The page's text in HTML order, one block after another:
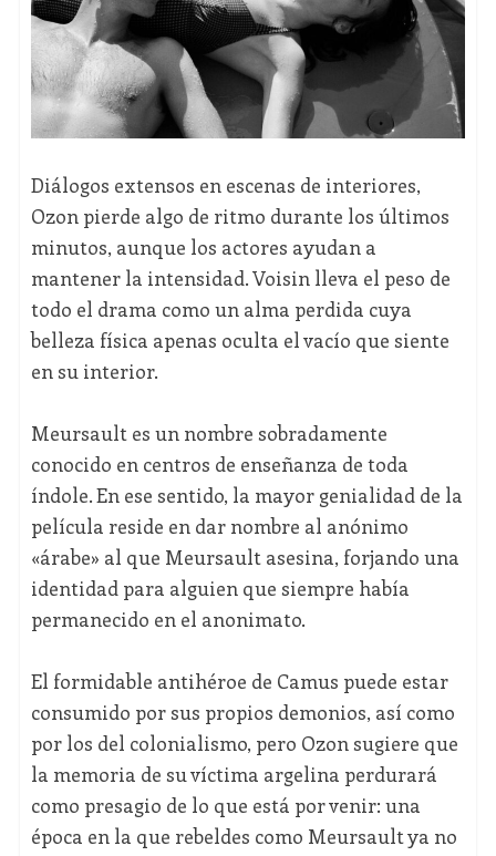
Diálogos extensos en escenas de interiores,
Ozon pierde algo de ritmo durante los últimos
minutos, aunque los actores ayudan a
mantener la intensidad. Voisin lleva el peso de
todo el drama como un alma perdida cuya
belleza física apenas oculta el vacío que siente
en su interior.
Meursault es un nombre sobradamente
conocido en centros de enseñanza de toda
índole. En ese sentido, la mayor genialidad de la
película reside en dar nombre al anónimo
«árabe» al que Meursault asesina, forjando una
identidad para alguien que siempre había
permanecido en el anonimato.
El formidable antihéroe de Camus puede estar
consumido por sus propios demonios, así como
por los del colonialismo, pero Ozon sugiere que
la memoria de su víctima argelina perdurará
como presagio de lo que está por venir: una
época en la que rebeldes como Meursault ya no